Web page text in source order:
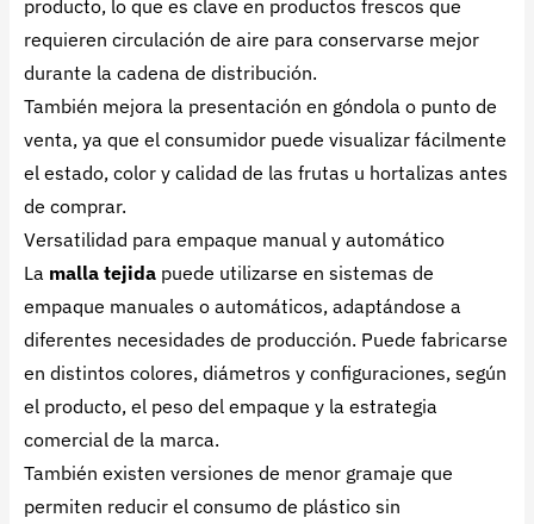
producto, lo que es clave en productos frescos que
requieren circulación de aire para conservarse mejor
durante la cadena de distribución.
También mejora la presentación en góndola o punto de
venta, ya que el consumidor puede visualizar fácilmente
el estado, color y calidad de las frutas u hortalizas antes
de comprar.
Versatilidad para empaque manual y automático
La malla tejida puede utilizarse en sistemas de
empaque manuales o automáticos, adaptándose a
diferentes necesidades de producción. Puede fabricarse
en distintos colores, diámetros y configuraciones, según
el producto, el peso del empaque y la estrategia
comercial de la marca.
También existen versiones de menor gramaje que
permiten reducir el consumo de plástico sin